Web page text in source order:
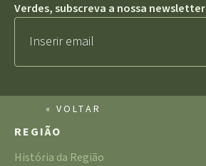
Verdes, subscreva a nossa newsletter
« VOLTAR
REGIÃO
História da Região